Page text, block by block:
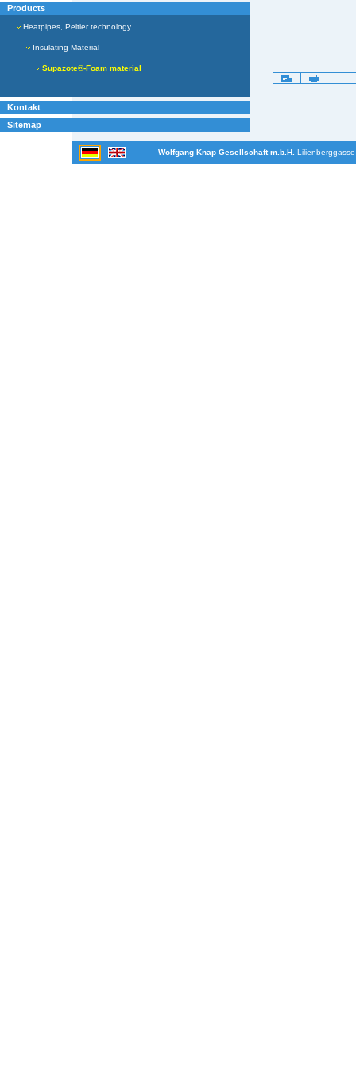
Products
Heatpipes, Peltier technology
Insulating Material
Supazote®-Foam material
Kontakt
Sitemap
Artikelaktionen
Wolfgang Knap Gesellschaft m.b.H.